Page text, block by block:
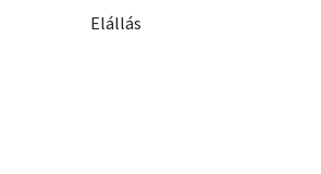
Elállás